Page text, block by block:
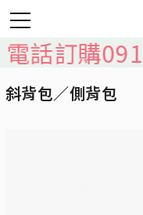
904-
斜背包／側背包